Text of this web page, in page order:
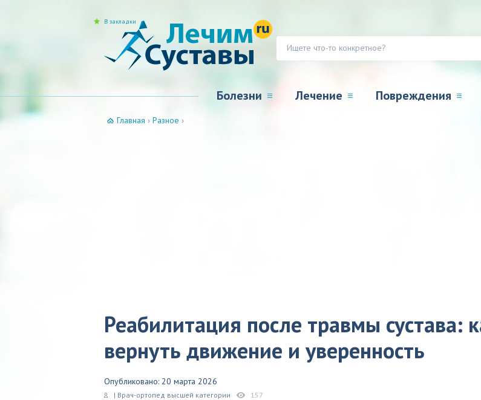
Болезни Лечение Повреждения
В закладки
Главная › Разное ›
Реабилитация после травмы сустава:
вернуть движение и уверенность
Опубликовано: 20 марта 2026
| Врач-ортопед высшей категории 157